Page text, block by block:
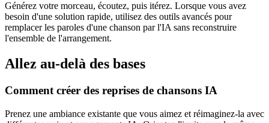
Générez votre morceau, écoutez, puis itérez. Lorsque vous avez
besoin d'une solution rapide, utilisez des outils avancés pour
remplacer les paroles d'une chanson par l'IA sans reconstruire
l'ensemble de l'arrangement.
Allez au-delà des bases
Comment créer des reprises de chansons IA
Prenez une ambiance existante que vous aimez et réimaginez-la avec